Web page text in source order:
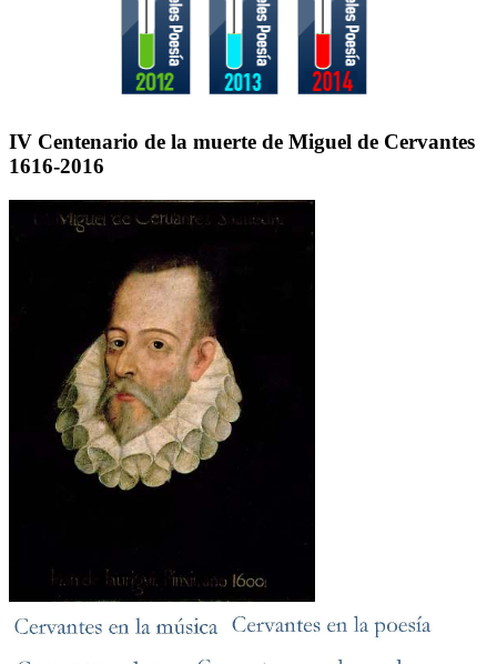
IV Centenario de la muerte de Miguel de Cervantes
1616-2016